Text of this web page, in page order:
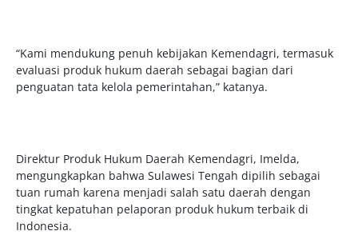
“Kami mendukung penuh kebijakan Kemendagri, termasuk
evaluasi produk hukum daerah sebagai bagian dari
penguatan tata kelola pemerintahan,” katanya.
Direktur Produk Hukum Daerah Kemendagri, Imelda,
mengungkapkan bahwa Sulawesi Tengah dipilih sebagai
tuan rumah karena menjadi salah satu daerah dengan
tingkat kepatuhan pelaporan produk hukum terbaik di
Indonesia.